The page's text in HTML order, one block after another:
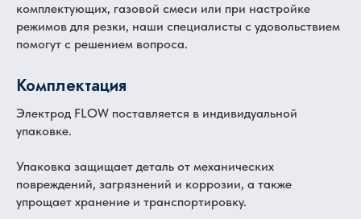
комплектующих, газовой смеси или при настройке
режимов для резки, наши специалисты с удовольствием
помогут с решением вопроса.
Комплектация
Электрод FLOW поставляется в индивидуальной
упаковке.
Упаковка защищает деталь от механических
повреждений, загрязнений и коррозии, а также
упрощает хранение и транспортировку.